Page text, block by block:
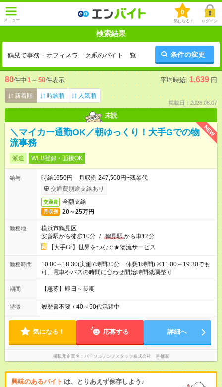
メニュー
0
気になる！ ログイン
検索結果
鶴見で事務・オフィスワーク系のバイト一覧 条件の変更
80件中1 ～ 50件表示 平均時給: 1,639 円
新着順 時給順 人気順
掲載日：2026.08.07
未読
NEW
＼マイカー通勤OK／朝ゆっくり！大手Gでの物
流事務
派遣 WEB登録・面接OK
給与
時給1650円 月収例 247,500円+残業代
交通費別途支給あり
交通費 全額支給
月収例 20～25万円
勤務地
横浜市鶴見区
安善駅から徒歩10分 / 鶴見駅から車12分
【大手Gr】世界をつなぐ★物流サービス
勤務時間
10:00～18:30(実働7時間30分 休憩1時間) ※11:00～19:30でも
可、電車やバスの時間に合わせ開始時間微調整可
期間 【急募】即日～長期
特徴 履歴書不要 / 40～50代活躍中
気になる！ 応募する 詳細へ
掲載元企業名 パーソルテンプスタッフ株式会社 首都圏
興味のあるバイト は、とりあえず保存しよう♪